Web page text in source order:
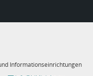
Informationseinrichtungen